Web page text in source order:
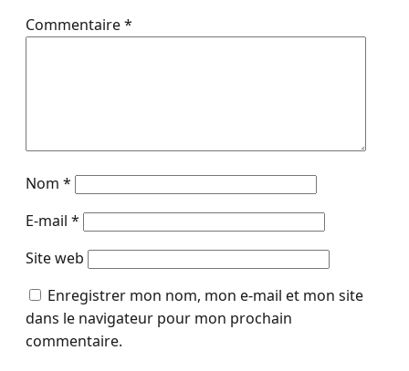
Commentaire*
Nom *
E-mail *
Site web
Enregistrer mon nom, mon e-mail et mon site
dans le navigateur pour mon prochain
commentaire.